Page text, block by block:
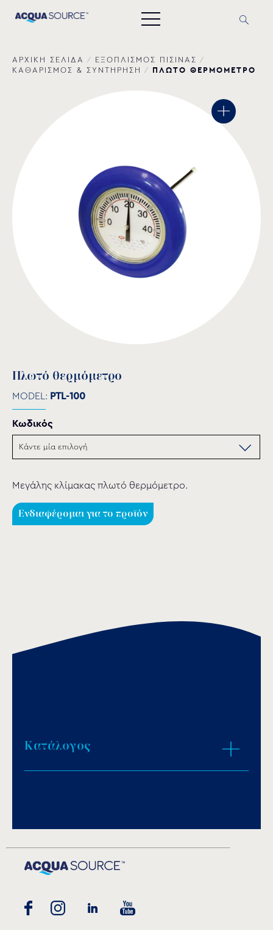
ΑΡΧΙΚΗ ΣΕΛΙΔΑ / ΕΞΟΠΛΙΣΜΟΣ ΠΙΣΙΝΑΣ /
ΚΑΘΑΡΙΣΜΟΣ & ΣΥΝΤΗΡΗΣΗ / ΠΛΩΤΟ ΘΕΡΜΟΜΕΤΡΟ
Πλωτό θερμόμετρο
MODEL: PTL-100
Κωδικός
Μεγάλης κλίμακας πλωτό θερμόμετρο.
Ενδιαφέρομαι για το προϊόν
Κατάλογος